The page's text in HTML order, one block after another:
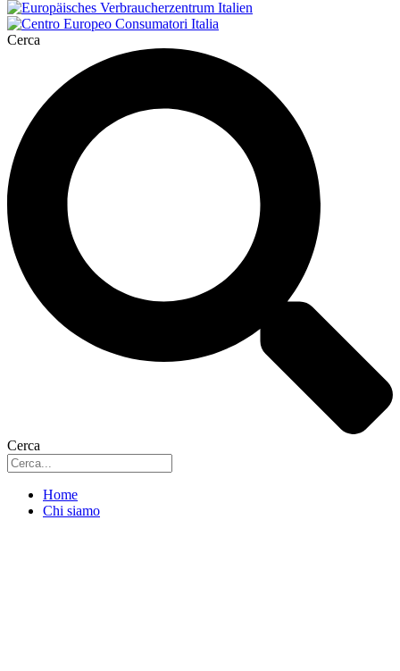
Cerca
Cerca
Home
Chi siamo